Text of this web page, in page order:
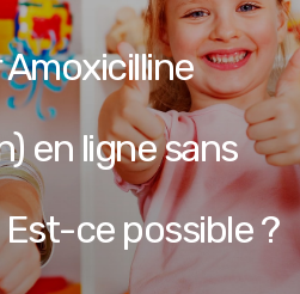
en ligne sans
ce possible ?